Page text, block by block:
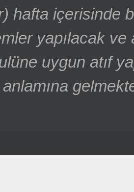
hafta içerisinde
yapılacak ve
uygun atıf
anlamına